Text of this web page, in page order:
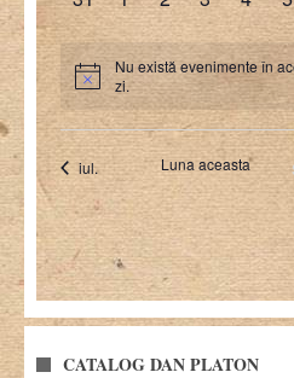
CATALOG DAN PLATON